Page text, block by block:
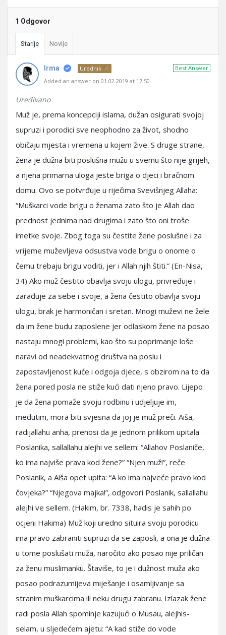
1 Odgovor
Starije Novije
Best Answer
Irma
Urednik
Added an answer on 01.02.2019 at 17:50
Uređivano
Muž je, prema koncepciji islama, dužan osigurati svojoj
supruzi i porodici sve neophodno za život, shodno
običaju mjesta i vremena u kojem žive. S druge strane,
žena je dužna biti poslušna mužu u svemu što nije grijeh,
a njena primarna uloga jeste briga o djeci i bračnom
domu. Ovo se potvrđuje u riječima Svevišnjeg Allaha:
“Muškarci vode brigu o ženama zato što je Allah dao
prednost jednima nad drugima i zato što oni troše
imetke svoje. Zbog toga su čestite žene poslušne i za
vrijeme muževljeva odsustva vode brigu o onome o
čemu trebaju brigu voditi, jer i Allah njih štiti.” (En-Nisa,
34) Ako muž čestito obavlja svoju ulogu, privređuje i
zarađuje za sebe i svoje, a žena čestito obavlja svoju
ulogu, brak je harmoničan i sretan. Mnogi muževi ne žele
da im žene budu zaposlene jer odlaskom žene na posao
nastaju mnogi problemi, kao što su poprimanje loše
naravi od neadekvatnog društva na poslu i
zapostavljenost kuće i odgoja djece, s obzirom na to da
žena pored posla ne stiže kući dati njeno pravo. Lijepo
je da žena pomaže svoju rodbinu i udjeljuje im,
međutim, mora biti svjesna da joj je muž preči. Aiša,
radijallahu anha, prenosi da je jednom prilikom upitala
Poslanika, sallallahu alejhi ve sellem: “Allahov Poslaniče,
ko ima najviše prava kod žene?” “Njen muž!”, reče
Poslanik, a Aiša opet upita: “A ko ima najveće pravo kod
čovjeka?” “Njegova majka!”, odgovori Poslanik, sallallahu
alejhi ve sellem. (Hakim, br. 7338, hadis je sahih po
ocjeni Hakima) Muž koji uredno situira svoju porodicu
ima pravo zabraniti supruzi da se zaposli, a ona je dužna
u tome poslušati muža, naročito ako posao nije priličan
za ženu muslimanku. Štaviše, to je i dužnost muža ako
posao podrazumijeva miješanje i osamljivanje sa
stranim muškarcima ili neku drugu zabranu. Izlazak žene
radi posla Allah spominje kazujući o Musau, alejhis-
selam, u sljedećem ajetu: “A kad stiže do vode